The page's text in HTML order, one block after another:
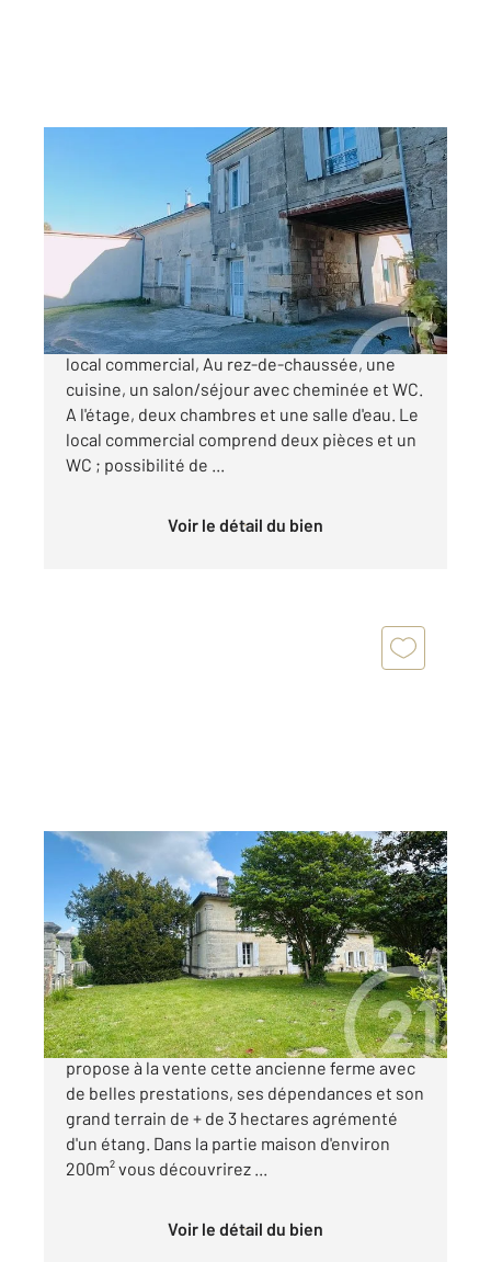
PRIGNAC ET MARCAMPS 33
Maison à vendre
145 000 €
Idéal Primo-Accédant et/ou marchand Maison +
local commercial, Au rez-de-chaussée, une
cuisine, un salon/séjour avec cheminée et WC.
A l'étage, deux chambres et une salle d'eau. Le
local commercial comprend deux pièces et un
WC ; possibilité de ...
Voir le détail du bien
VAL DE VIRVEE 33
201,03 m2, 8 pièces
Ref : 491
Maison à vendre
338 000 €
MAISON SALIGNAC Century 21 Estuaire vous
propose à la vente cette ancienne ferme avec
de belles prestations, ses dépendances et son
grand terrain de + de 3 hectares agrémenté
d'un étang. Dans la partie maison d'environ
200m² vous découvrirez ...
Voir le détail du bien